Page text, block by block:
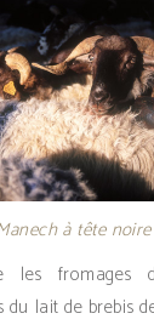
à tête noire
les fromages
du lait de brebis